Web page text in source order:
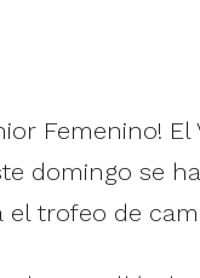
Femenino!
domingo se
el trofeo de